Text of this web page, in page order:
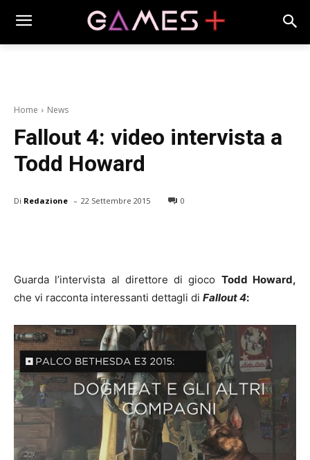
Home News
Fallout 4: video intervista a
Todd Howard
Di Redazione - 22 Settembre 2015 0
Guarda l’intervista al direttore di gioco Todd Howard,
che vi racconta interessanti dettagli di Fallout 4: